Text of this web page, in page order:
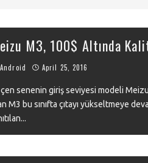
M3, 100$ Altında
Android April 25, 2016
senenin giriş seviyesi modeli
M3 bu sınıfta çıtayı yükseltmeye
...